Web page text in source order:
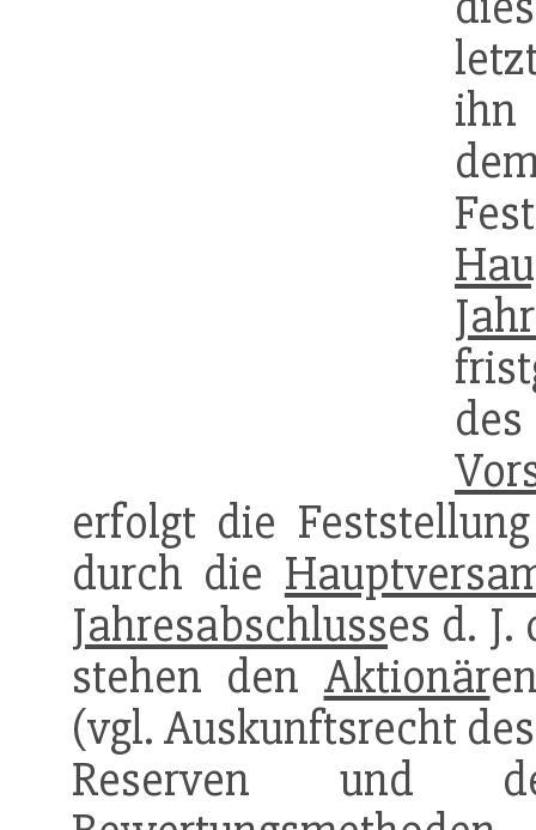
ihn
erfolgt die
durch die
Jahresabschlusses d.
stehen den Aktionär
(vgl. Auskunftsrecht
Reserven und